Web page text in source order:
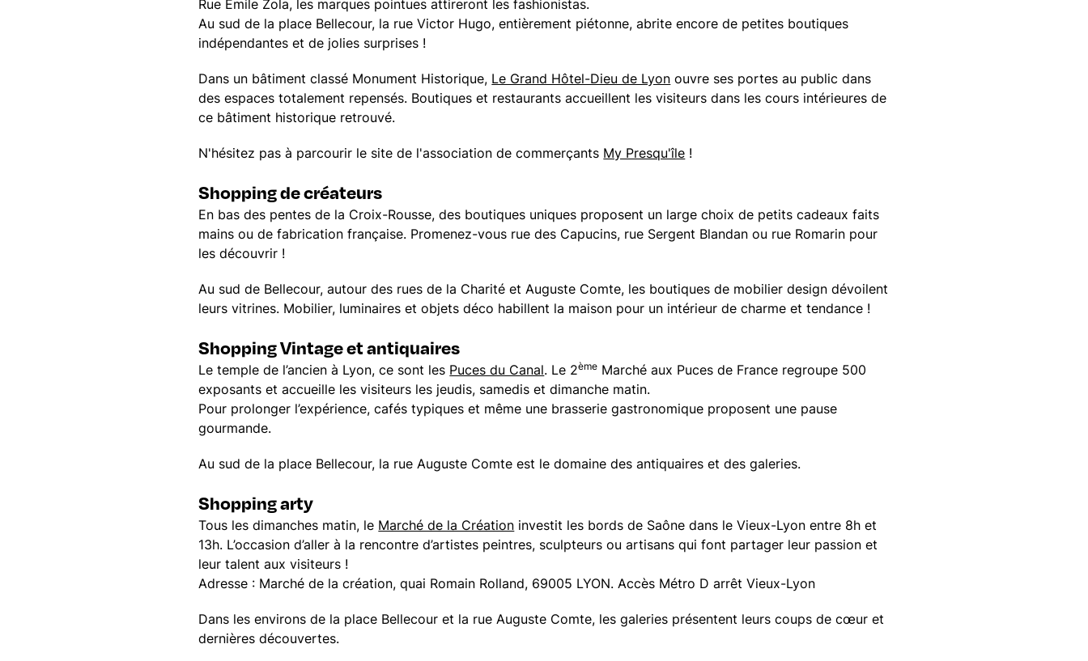
Rue Emile Zola, les marques pointues attireront les fashionistas.
Au sud de la place Bellecour, la rue Victor Hugo, entièrement piétonne, abrite encore de petites boutiques
indépendantes et de jolies surprises !
Dans un bâtiment classé Monument Historique, Le Grand Hôtel-Dieu de Lyon ouvre ses portes au public dans
des espaces totalement repensés. Boutiques et restaurants accueillent les visiteurs dans les cours intérieures de
ce bâtiment historique retrouvé.
N'hésitez pas à parcourir le site de l'association de commerçants My Presqu'île !
Shopping de créateurs
En bas des pentes de la Croix-Rousse, des boutiques uniques proposent un large choix de petits cadeaux faits
mains ou de fabrication française. Promenez-vous rue des Capucins, rue Sergent Blandan ou rue Romarin pour
les découvrir !
Au sud de Bellecour, autour des rues de la Charité et Auguste Comte, les boutiques de mobilier design dévoilent
leurs vitrines. Mobilier, luminaires et objets déco habillent la maison pour un intérieur de charme et tendance !
Shopping Vintage et antiquaires
Le temple de l’ancien à Lyon, ce sont les Puces du Canal. Le 2ème Marché aux Puces de France regroupe 500
exposants et accueille les visiteurs les jeudis, samedis et dimanche matin.
Pour prolonger l’expérience, cafés typiques et même une brasserie gastronomique proposent une pause
gourmande.
Au sud de la place Bellecour, la rue Auguste Comte est le domaine des antiquaires et des galeries.
Shopping arty
Tous les dimanches matin, le Marché de la Création investit les bords de Saône dans le Vieux-Lyon entre 8h et
13h. L’occasion d’aller à la rencontre d’artistes peintres, sculpteurs ou artisans qui font partager leur passion et
leur talent aux visiteurs !
Adresse : Marché de la création, quai Romain Rolland, 69005 LYON. Accès Métro D arrêt Vieux-Lyon
Dans les environs de la place Bellecour et la rue Auguste Comte, les galeries présentent leurs coups de cœur et
dernières découvertes.